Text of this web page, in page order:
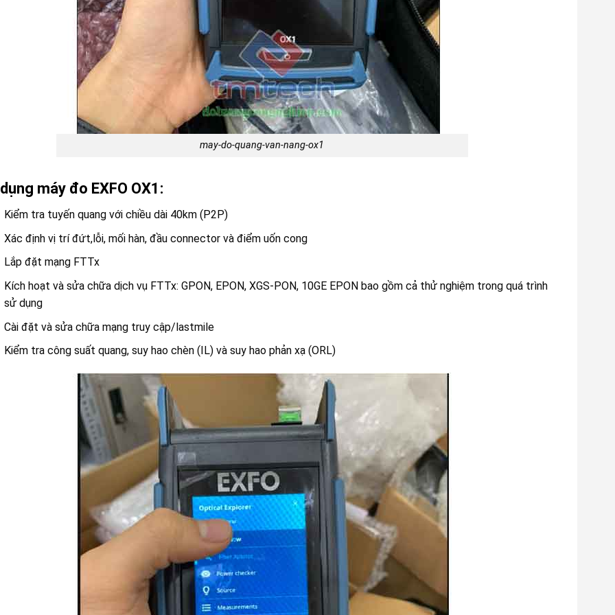
may-do-quang-van-nang-ox1
máy đo EXFO OX1:
Kiểm tra tuyến quang với chiều dài 40km (P2P)
Xác định vị trí đứt,lỗi, mối hàn, đầu connector và điểm uốn cong
Lắp đặt mạng FTTx
Kích hoạt và sửa chữa dịch vụ FTTx: GPON, EPON, XGS-PON, 10GE EPON bao gồm cả thử nghiệm trong quá trình
sử dụng
Cài đặt và sửa chữa mạng truy cập/lastmile
Kiểm tra công suất quang, suy hao chèn (IL) và suy hao phản xạ (ORL)